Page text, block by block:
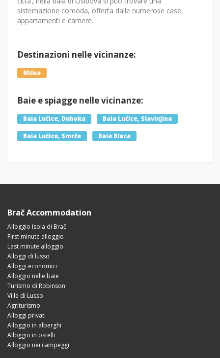
sistemazione comoda, offerta dalle numerose case,
appartamenti e camere.
Destinazioni nelle vicinanze:
Milna
Baie e spiagge nelle vicinanze:
Baia Lučice, Duboka Baia Lučice, Slavinjina
Baia Lučice, Smrče Baia Blaca
Brač Accommodation
Alloggio Isola di Brač
First minute alloggio
Last minute alloggio
Alloggi di lusso
Alloggi economici
Alloggio nelle baie
Turismo di Robinson
Ville di Lusso
Agriturismo
Alloggi privati
Alloggio in alberghi
Alloggio in ostelli
Alloggio nei campeggi